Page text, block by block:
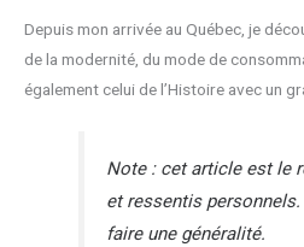
Depuis mon arrivée au Québec, je
de la modernité, du mode de
également celui de l’Histoire avec un
Note : cet article est le
et ressentis personnels.
faire une généralité.